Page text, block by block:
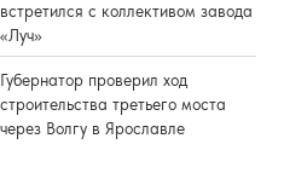
встретился с коллективом завода
«Луч»
Губернатор проверил ход
строительства третьего моста
через Волгу в Ярославле